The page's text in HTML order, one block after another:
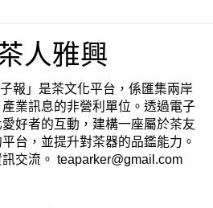
人雅興
報」是茶文化平台，係匯集兩岸
業訊息的非營利單位。透過電子
好者的互動，建構一座屬於茶友
台，並提升對茶器的品鑑能力。
交流。 teaparker@gmail.com